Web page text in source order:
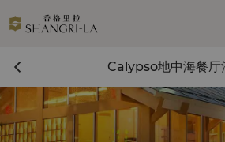
Calypso地中海餐厅